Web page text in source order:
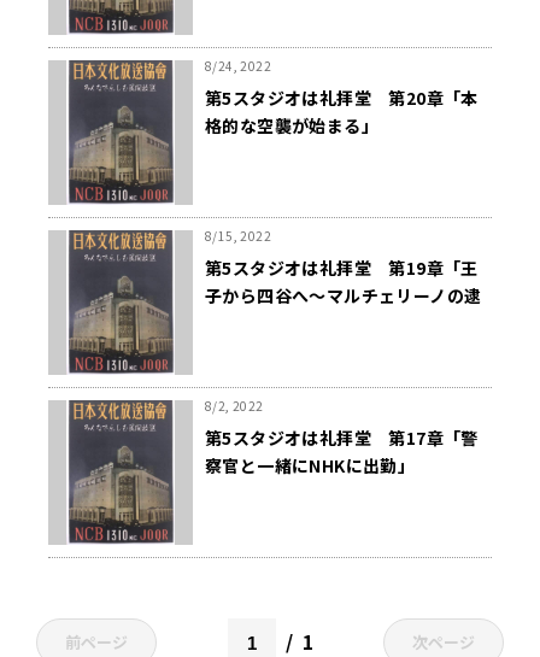
8/24, 2022
第5スタジオは礼拝堂 第20章「本
格的な空襲が始まる」
8/15, 2022
第5スタジオは礼拝堂 第19章「王
子から四谷へ〜マルチェリーノの逮
8/2, 2022
第5スタジオは礼拝堂 第17章「警
察官と一緒にNHKに出勤」
前ページ 1 次ページ